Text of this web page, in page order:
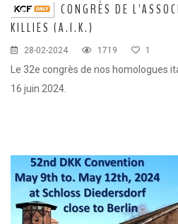
CONGRÈS DE
KILLIES (A.I.K.)
28-02-2024 1719 1
Le 32e congrès de nos homologues
16 juin 2024.